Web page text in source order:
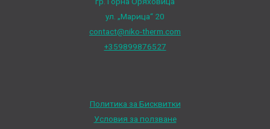
ул. „Марица“ 20
contact@niko-therm.com
+359899876527
Политика за Бисквитки
Условия за ползване